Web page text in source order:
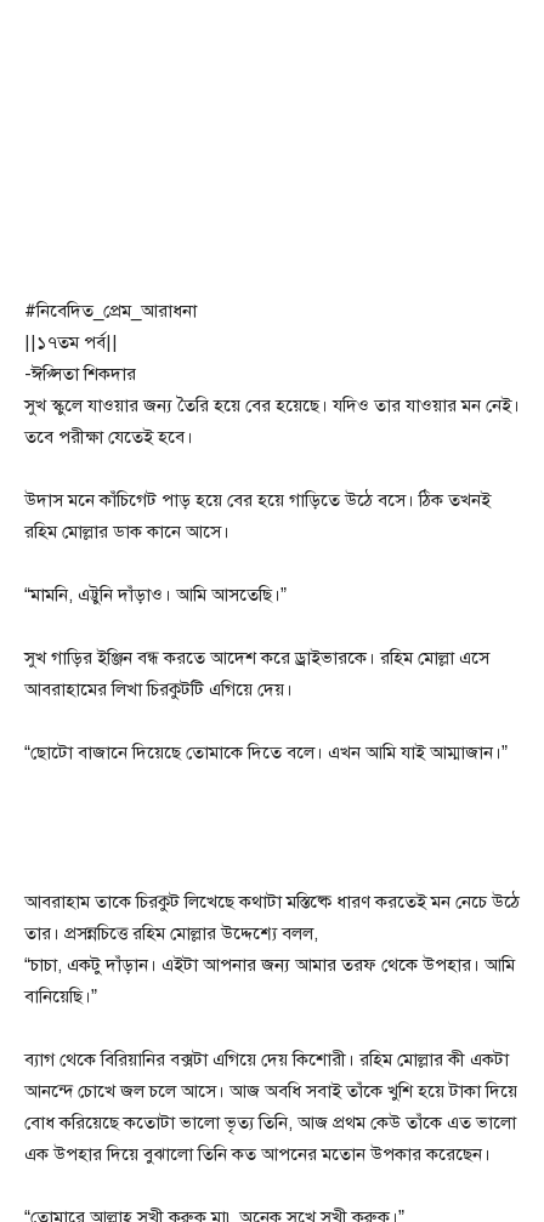
#নিবেদিত_প্রেম_আরাধনা
||১৭তম পর্ব||
-ঈপ্সিতা শিকদার
সুখ স্কুলে যাওয়ার জন্য তৈরি হয়ে বের হয়েছে। যদিও তার যাওয়ার মন নেই।
তবে পরীক্ষা যেতেই হবে।
উদাস মনে কাঁচিগেট পাড় হয়ে বের হয়ে গাড়িতে উঠে বসে। ঠিক তখনই
রহিম মোল্লার ডাক কানে আসে।
“মামনি, এট্টুনি দাঁড়াও। আমি আসতেছি।”
সুখ গাড়ির ইঞ্জিন বন্ধ করতে আদেশ করে ড্রাইভারকে। রহিম মোল্লা এসে
আবরাহামের লিখা চিরকুটটি এগিয়ে দেয়।
“ছোটো বাজানে দিয়েছে তোমাকে দিতে বলে। এখন আমি যাই আম্মাজান।”
আবরাহাম তাকে চিরকুট লিখেছে কথাটা মস্তিষ্কে ধারণ করতেই মন নেচে উঠে
তার। প্রসন্নচিত্তে রহিম মোল্লার উদ্দেশ্যে বলল,
“চাচা, একটু দাঁড়ান। এইটা আপনার জন্য আমার তরফ থেকে উপহার। আমি
বানিয়েছি।”
ব্যাগ থেকে বিরিয়ানির বক্সটা এগিয়ে দেয় কিশোরী। রহিম মোল্লার কী একটা
আনন্দে চোখে জল চলে আসে। আজ অবধি সবাই তাঁকে খুশি হয়ে টাকা দিয়ে
বোধ করিয়েছে কতোটা ভালো ভৃত্য তিনি, আজ প্রথম কেউ তাঁকে এত ভালো
এক উপহার দিয়ে বুঝালো তিনি কত আপনের মতোন উপকার করেছেন।
“তোমারে আল্লাহ সুখী করুক মা৷ অনেক সুখে সুখী করুক।”